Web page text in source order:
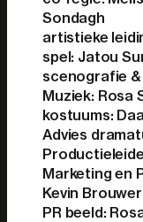
Sondagh
artistieke
spel: Jatou
scenografie
Muziek: Rosa
kostuums:
Advies
Marketing en
Kevin Brouwer
PR beeld: